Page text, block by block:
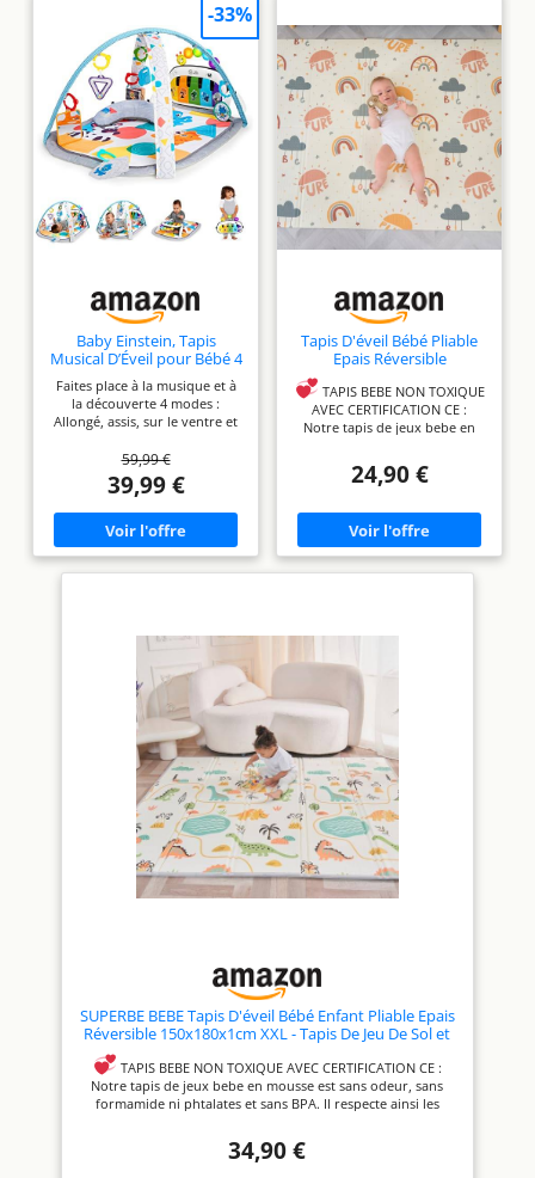
Baby Einstein, Tapis
Musical D’Éveil pour Bébé 4
en 1 Kickin' Tunes avec
Piano, 70+ sons, 25+ min
de musique et lumières,
arche de jeu,7 jouets
langues, dès la naissance
Faites place à la musique et à
la découverte 4 modes :
Allongé, assis, sur le ventre et
activités et plus de 25 minutes
de musique Inclut 7 jouets
amovibles, dont un piano
magic touch et un coussin de
maintien Livré dans un
emballage complètement
fermé Idéal pour les enfants
59,99 €
39,99 €
-33%
Tapis D'éveil Bébé Pliable
Epais Réversible
120x180x1cm - Tapis De Jeu
Pour Enfant Bebe - Tapis
De Sol XXL En Mousse -
Tapis De Motricité
Développement Sensoriel -
Cadeau Naissance Bébé
TAPIS BEBE NON TOXIQUE
AVEC CERTIFICATION CE :
Notre tapis de jeux bebe en
formamide ni phtalates et sans
BPA. Il respecte ainsi les
MULTI USAGE Tapis de parc,
Tapis d eveil bebe, Tapis de
Gym bebe, Tapis à langer, tapis
garçon ou fille ... Notre tapis
ÉPAIS & ANTIDÉRAPANT Notre
bébé est geant puisqu'il
mesure 120x180cm pour 1cm
d'épaisseur.
LAVABLE & RÉVERSIBLE Tapis
sol bebe double face, facile à
transporter en exterieur grace
à sa housse.
LUDIQUE Tapis d'eveil bébé
Montessori qui stimule la
psycho motricite et le
développement sensoriel de
vos enfants grace à ses
différents designs.
24,90 €
SUPERBE BEBE Tapis D'éveil Bébé Enfant Pliable Epais
Réversible 150x180x1cm XXL - Tapis De Jeu De Sol et
Développement Sensoriel - Cadeau Naissance DINO
TAPIS BEBE NON TOXIQUE AVEC CERTIFICATION CE :
Notre tapis de jeux bebe en mousse est sans odeur, sans
formamide ni phtalates et sans BPA. Il respecte ainsi les
d eveil bebe, Tapis de Gym bebe, Tapis à langer, tapis garçon
34,90 €